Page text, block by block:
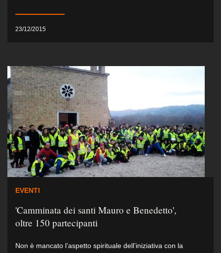
23/12/2015
EVENTI
'Camminata dei santi Mauro e Benedetto',
oltre 150 partecipanti
Non è mancato l’aspetto spirituale dell’iniziativa con la